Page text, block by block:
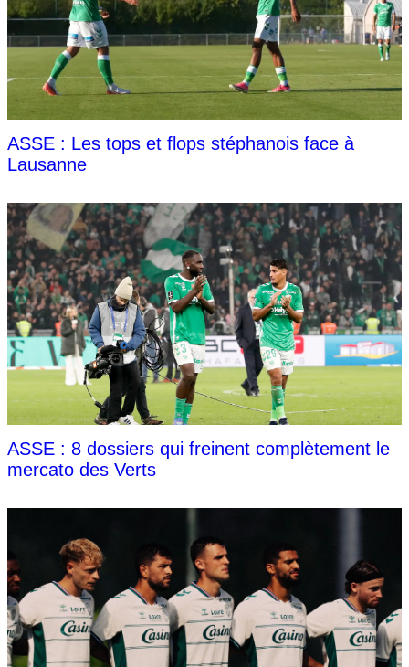
ASSE : Les tops et flops stéphanois face à
Lausanne
ASSE : 8 dossiers qui freinent complètement le
mercato des Verts